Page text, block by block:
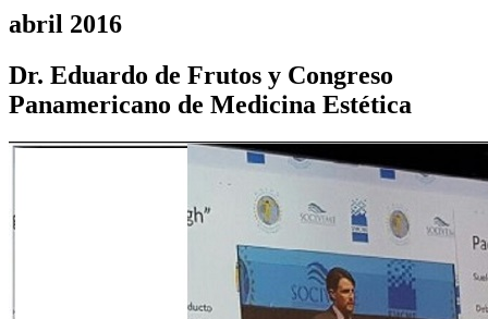
abril 2016
Dr. Eduardo de Frutos y Congreso
Panamericano de Medicina Estética